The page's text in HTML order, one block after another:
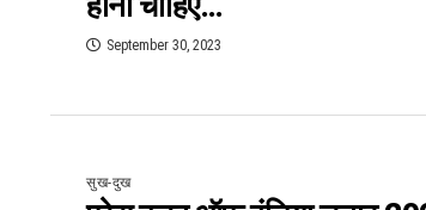
September 30, 2023
सुख-दुख